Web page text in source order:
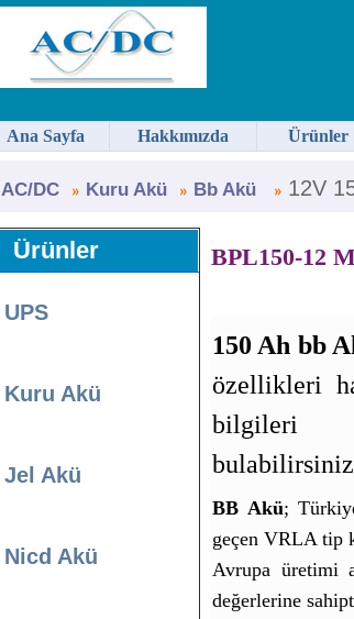
AC/DC Kuru Akü Bb Akü 12V
Ürünler
UPS
Kuru Akü
Jel Akü
Nicd Akü
BPL150-12
150 Ah bb
özellikleri
bilgileri
BB Akü;
geçen VRLA tip
Avrupa üretimi
değerlerine
Ana Sayfa Hakkımızda Ürünler